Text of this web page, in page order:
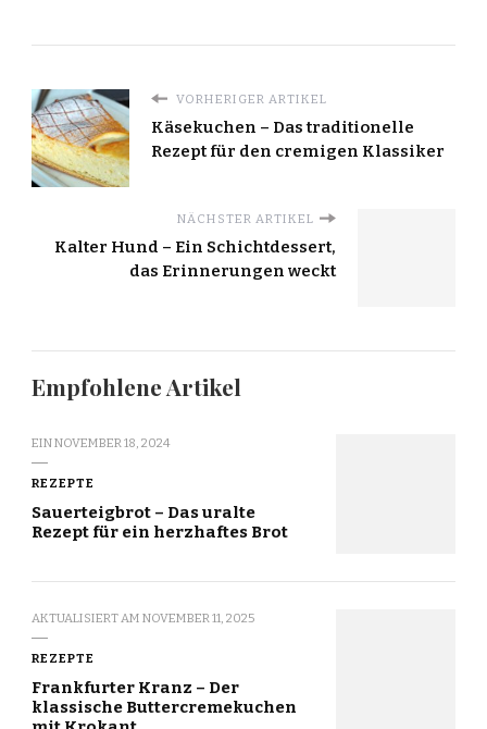
VORHERIGER ARTIKEL
Käsekuchen – Das traditionelle
Rezept für den cremigen Klassiker
NÄCHSTER ARTIKEL
Kalter Hund – Ein Schichtdessert,
das Erinnerungen weckt
Empfohlene Artikel
EINNOVEMBER 18, 2024
REZEPTE
Sauerteigbrot – Das uralte
Rezept für ein herzhaftes Brot
AKTUALISIERT AM NOVEMBER 11, 2025
REZEPTE
Frankfurter Kranz – Der
klassische Buttercremekuchen